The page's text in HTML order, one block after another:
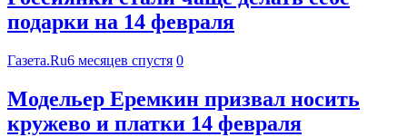
подарки на 14 февраля
Газета.Ru6 месяцев спустя 0
Модельер Еремкин призвал носить
кружево и платки 14 февраля